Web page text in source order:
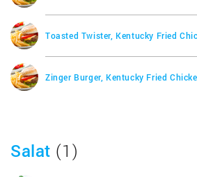
Toasted Twister, Kentucky Fried
Zinger Burger, Kentucky Fried
Salat (1)